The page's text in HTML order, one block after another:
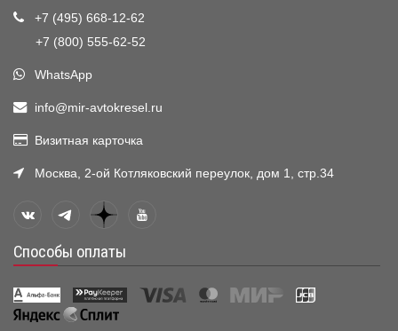
+7 (495) 668-12-62
+7 (800) 555-62-52
WhatsApp
info@mir-avtokresel.ru
Визитная карточка
Москва, 2-ой Котляковский переулок, дом 1, стр.34
Способы оплаты